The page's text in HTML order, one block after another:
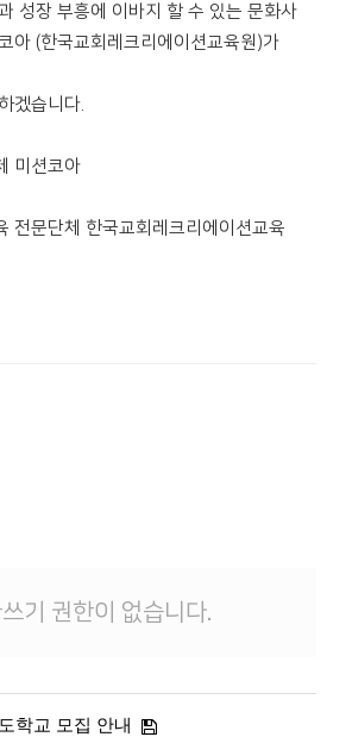
성장 부흥에 이바지 할 수 있는 문화사
아 (한국교회레크리에이션교육원)가
겠습니다.
미션코아
전문단체 한국교회레크리에이션교육
기 권한이 없습니다.
학교 모집 안내